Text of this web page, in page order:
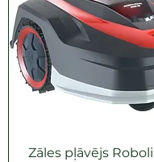
Zāles pļāvējs